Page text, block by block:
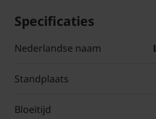
Specificaties
Nederlandse naam
Standplaats
Bloeitijd